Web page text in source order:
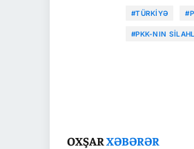
#TÜRKIYƏ
#PKK-NIN
OXŞARXƏBƏRƏR